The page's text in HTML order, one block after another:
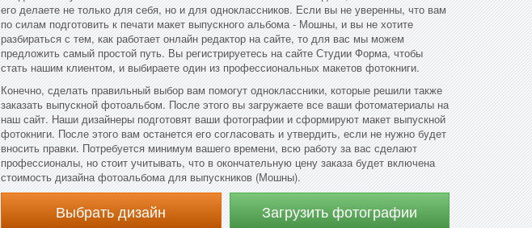
его делаете не только для себя, но и для одноклассников. Если вы не уверенны, что вам
по силам подготовить к печати макет выпускного альбома - Мошны, и вы не хотите
разбираться с тем, как работает онлайн редактор на сайте, то для вас мы можем
предложить самый простой путь. Вы регистрируетесь на сайте Студии Форма, чтобы
стать нашим клиентом, и выбираете один из профессиональных макетов фотокниги.
Конечно, сделать правильный выбор вам помогут одноклассники, которые решили также
заказать выпускной фотоальбом. После этого вы загружаете все ваши фотоматериалы на
наш сайт. Наши дизайнеры подготовят ваши фотографии и сформируют макет выпускной
фотокниги. После этого вам останется его согласовать и утвердить, если не нужно будет
вносить правки. Потребуется минимум вашего времени, всю работу за вас сделают
профессионалы, но стоит учитывать, что в окончательную цену заказа будет включена
стоимость дизайна фотоальбома для выпускников (Мошны).
Выбрать дизайн Загрузить фотографии